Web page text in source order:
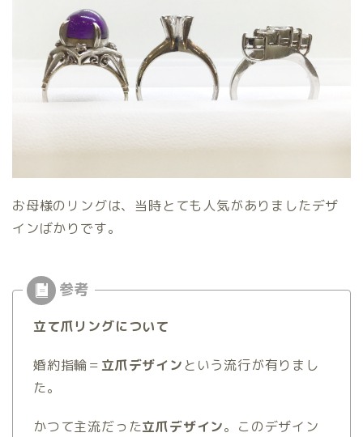
お母様のリングは、当時とても人気がありましたデザ
インばかりです。
立て爪リングについて
婚約指輪＝ 立爪デザイン という流行が有りまし
た。
かつて主流だった立爪デザイン。このデザイン